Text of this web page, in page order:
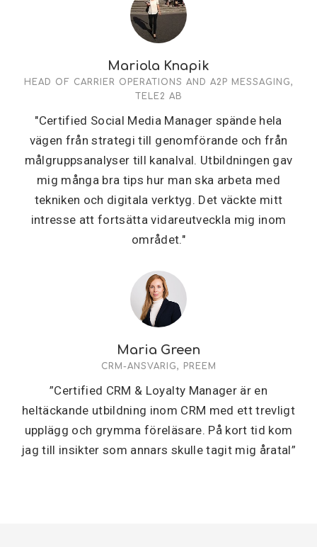
Mariola Knapik
HEAD OF CARRIER OPERATIONS AND A2P MESSAGING,
TELE2 AB
"Certified Social Media Manager spände hela
vägen från strategi till genomförande och från
målgruppsanalyser till kanalval. Utbildningen gav
mig många bra tips hur man ska arbeta med
tekniken och digitala verktyg. Det väckte mitt
intresse att fortsätta vidareutveckla mig inom
området."
Maria Green
CRM-ANSVARIG, PREEM
”Certified CRM & Loyalty Manager är en
heltäckande utbildning inom CRM med ett trevligt
upplägg och grymma föreläsare. På kort tid kom
jag till insikter som annars skulle tagit mig åratal”